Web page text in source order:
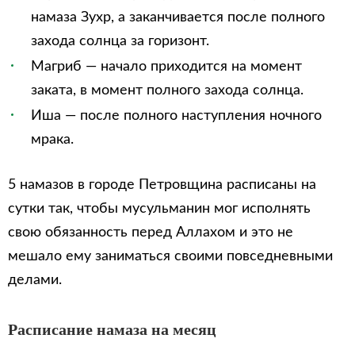
намаза Зухр, а заканчивается после полного
захода солнца за горизонт.
Магриб — начало приходится на момент
заката, в момент полного захода солнца.
Иша — после полного наступления ночного
мрака.
5 намазов в городе Петровщина расписаны на
сутки так, чтобы мусульманин мог исполнять
свою обязанность перед Аллахом и это не
мешало ему заниматься своими повседневными
делами.
Расписание намаза на месяц